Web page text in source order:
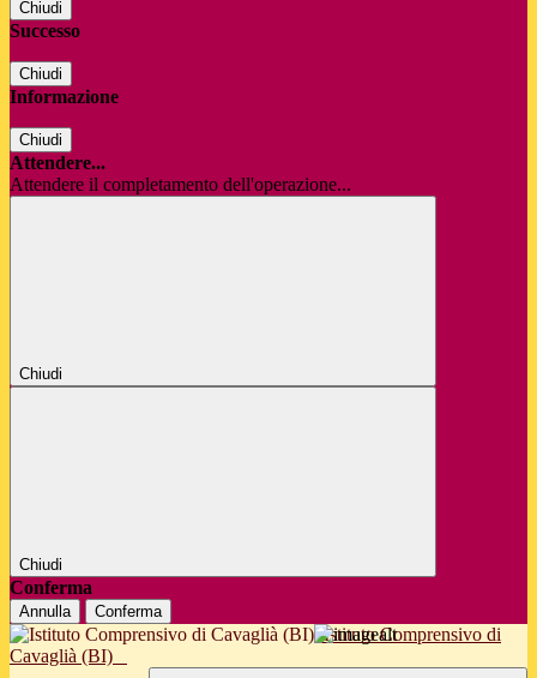
Chiudi
Successo
Chiudi
Informazione
Chiudi
Attendere...
Attendere il completamento dell'operazione...
Chiudi
Chiudi
Conferma
Annulla Conferma
Istituto Comprensivo di
Cavaglià (BI)